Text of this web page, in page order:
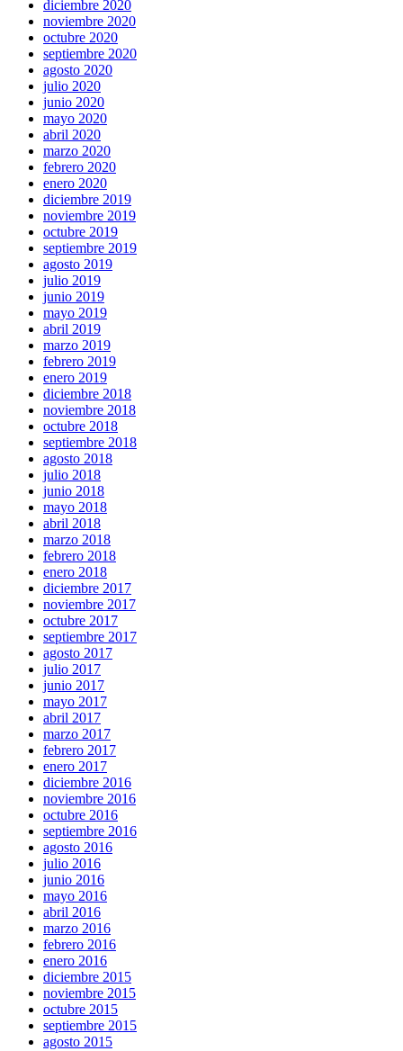
diciembre 2020
noviembre 2020
octubre 2020
septiembre 2020
agosto 2020
julio 2020
junio 2020
mayo 2020
abril 2020
marzo 2020
febrero 2020
enero 2020
diciembre 2019
noviembre 2019
octubre 2019
septiembre 2019
agosto 2019
julio 2019
junio 2019
mayo 2019
abril 2019
marzo 2019
febrero 2019
enero 2019
diciembre 2018
noviembre 2018
octubre 2018
septiembre 2018
agosto 2018
julio 2018
junio 2018
mayo 2018
abril 2018
marzo 2018
febrero 2018
enero 2018
diciembre 2017
noviembre 2017
octubre 2017
septiembre 2017
agosto 2017
julio 2017
junio 2017
mayo 2017
abril 2017
marzo 2017
febrero 2017
enero 2017
diciembre 2016
noviembre 2016
octubre 2016
septiembre 2016
agosto 2016
julio 2016
junio 2016
mayo 2016
abril 2016
marzo 2016
febrero 2016
enero 2016
diciembre 2015
noviembre 2015
octubre 2015
septiembre 2015
agosto 2015